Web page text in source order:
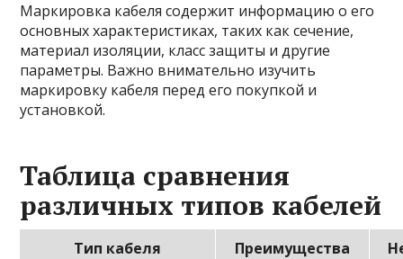
Маркировка кабеля содержит информацию о его
основных характеристиках, таких как сечение,
материал изоляции, класс защиты и другие
параметры. Важно внимательно изучить
маркировку кабеля перед его покупкой и
установкой.
Таблица сравнения
различных типов кабелей
Тип кабеля Преимущества